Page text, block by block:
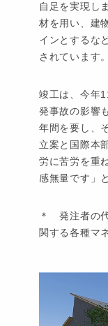
自足を実現し
材を用い、建
インとするな
されています。
竣工は、今年
発事故の影響
年間を要し、
立案と国際本
労に苦労を重
感無量です」
＊ 発注者の
関する各種マ